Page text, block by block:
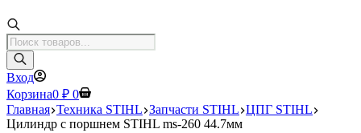
Поиск
товаров
Вход
Корзина0 ₽ 0
Главная Техника STIHL Запчасти STIHL ЦПГ STIHL
Цилиндр с поршнем STIHL ms-260 44.7мм